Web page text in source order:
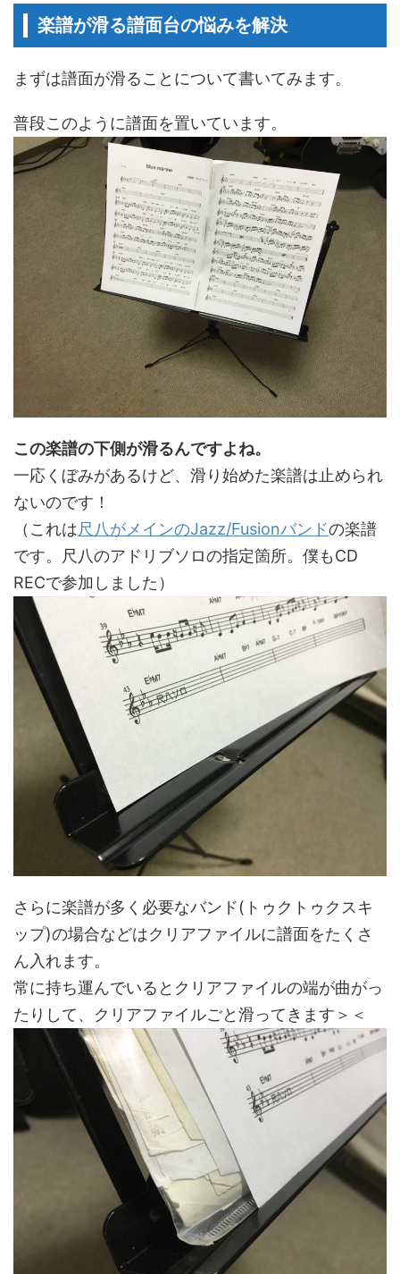
楽譜が滑る譜面台の悩みを解決
まずは譜面が滑ることについて書いてみます。
普段このように譜面を置いています。
この楽譜の下側が滑るんですよね。
一応くぼみがあるけど、滑り始めた楽譜は止められ
ないのです！
（これは尺八がメインのJazz/Fusionバンドの楽譜
です。尺八のアドリブソロの指定箇所。僕もCD
RECで参加しました）
さらに楽譜が多く必要なバンド(トゥクトゥクスキ
ップ)の場合などはクリアファイルに譜面をたくさ
ん入れます。
常に持ち運んでいるとクリアファイルの端が曲がっ
たりして、クリアファイルごと滑ってきます＞＜